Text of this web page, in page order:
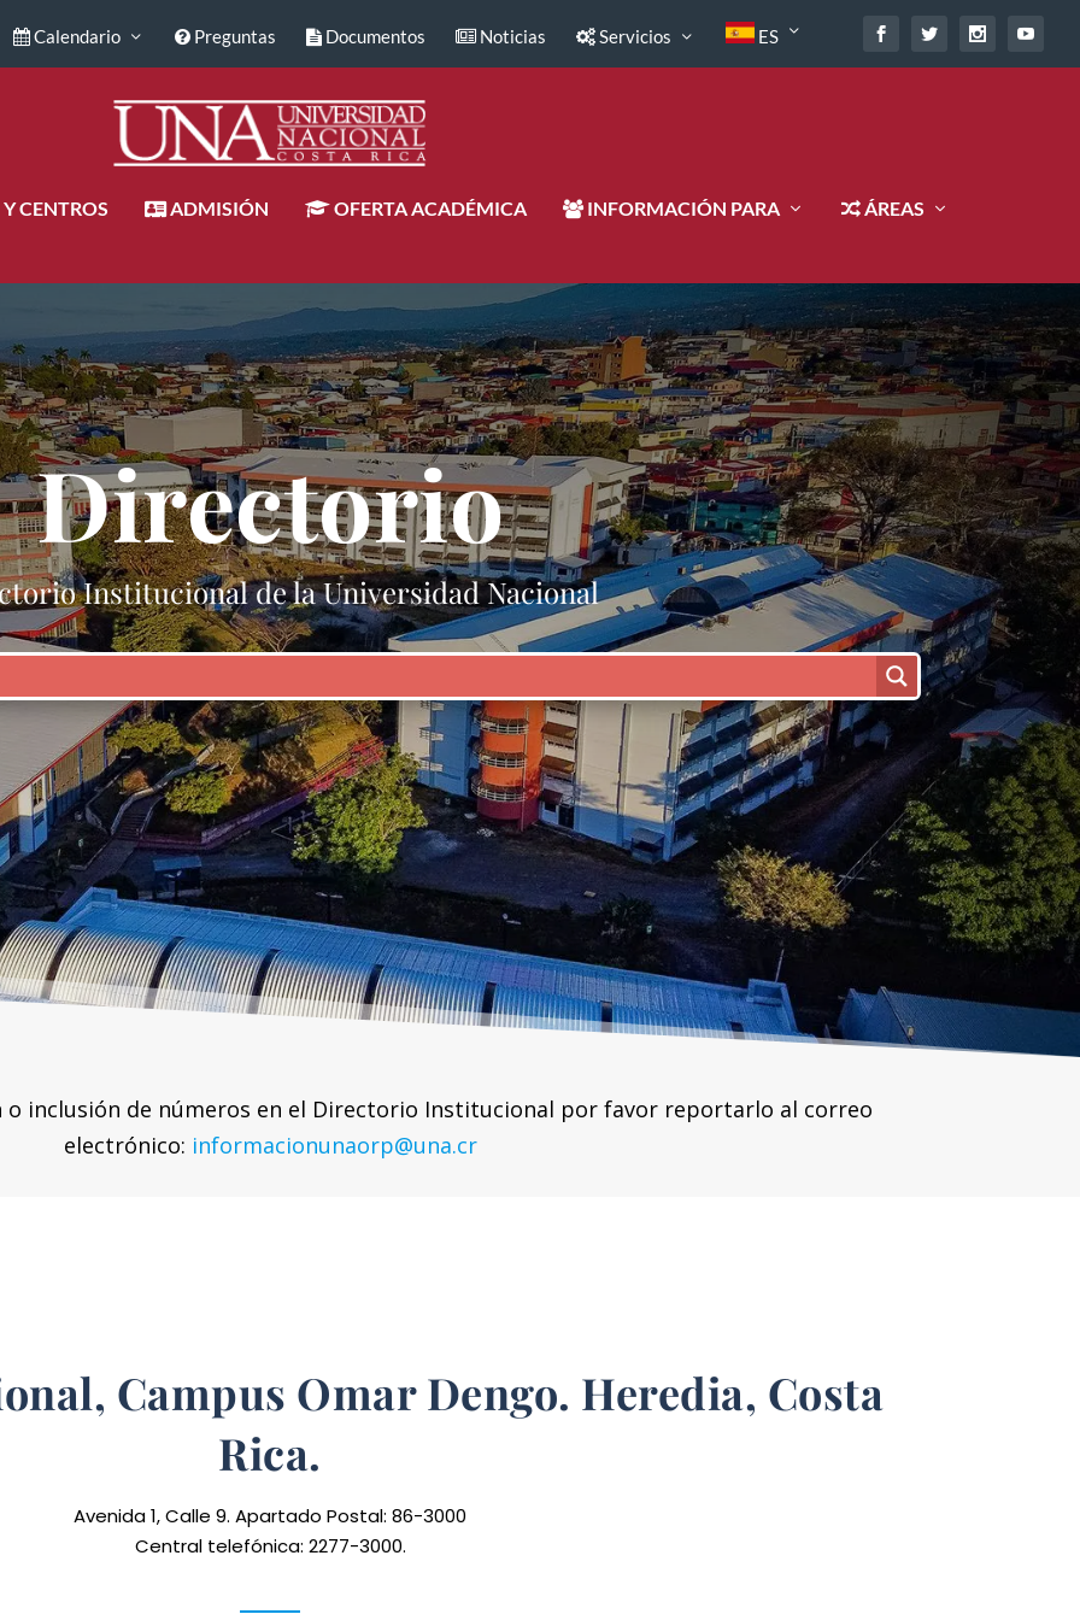
Calendario Preguntas Documentos Noticias Servicios ES
CENTROS ADMISIÓN OFERTA ACADÉMICA INFORMACIÓN PARA ÁREAS
Directorio
Institucional de la Universidad Nacional
o inclusión de números en el Directorio Institucional por favor reportarlo al correo
electrónico: informacionunaorp@una.cr
Campus Omar Dengo. Heredia, Costa
Rica.
Avenida 1, Calle 9. Apartado Postal: 86-3000
Central telefónica: 2277-3000.